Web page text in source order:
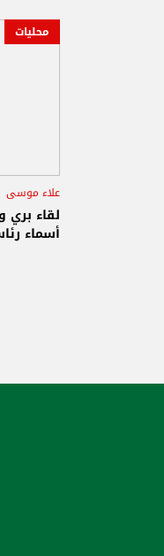
محليات
علاء موسى
لقاء بري
أسماء